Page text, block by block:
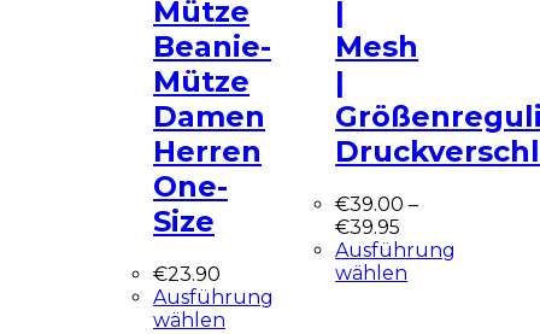
Mütze
Beanie-
Mütze
Damen
Herren
One-
Size
€23.90
Ausführung
wählen
|
Mesh
|
€39.00 –
€39.95
Ausführung
wählen